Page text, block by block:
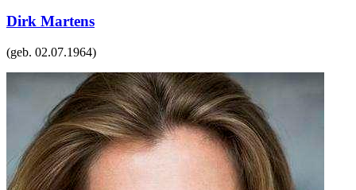
Dirk Martens
(geb. 02.07.1964)